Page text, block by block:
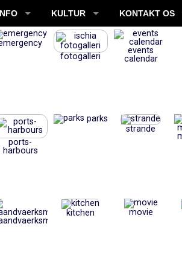
KULTUR KONTAKT OS
fotogalleri
events
calendar
ports-
harbours
parks
strande
kitchen movie